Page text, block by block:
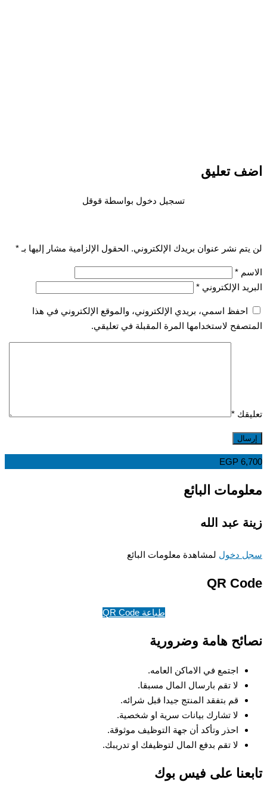
تعليق
تسجيل دخول بواسطة قوقل
نشر عنوان بريدك الإلكتروني. الحقول الإلزامية مشار إليها بـ*
*
الإلكتروني *
احفظ اسمي، بريدي الإلكتروني، والموقع الإلكتروني في هذا
لاستخدامها المرة المقبلة في تعليقي.
*
EGP
البائع
عبد الله
دخوللمشاهدة معلومات البائع
QR
طباعة QR Code
هامة وضرورية
اجتمع في الاماكن العامه.
لا تقم بارسال المال مسبقا.
قم بتفقد المنتج جيدا قبل شرائه.
لا تشارك بيانات سرية او شخصية.
احذر وتأكد أن جهة التوظيف موثوقة.
لا تقم بدفع المال لتوظيفك او تدريبك.
على فيس بوك